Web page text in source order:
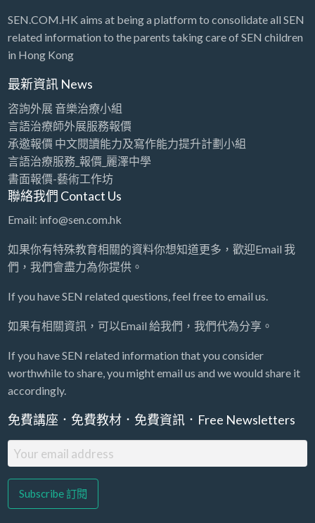
SEN.COM.HK aims at being a platform to consolidate all SEN
related information to the parents taking care of SEN children
in Hong Kong
最新資訊 News
咨詢外展 音樂治療小組
言語治療師外展服務報價
承邀報價 中文閱讀能力及寫作能力提升計劃小組
言語治療服務_報價_麗澤中學
書面報價-藝術工作坊
聯絡我們 Contact Us
Email: info@sen.com.hk
如果你有特殊教育相關的資料你想知道更多，歡迎Email 我
們，我們會盡力為你提供。
If you have SEN related questions, feel free to email us.
如果有相關資訊，可以Email 給我們，我們代為分享。
If you have SEN related information that you consider
worthwhile to share, you might email us and we would share it
accordingly.
免費講座．免費教材．免費資訊．Free Newsletters